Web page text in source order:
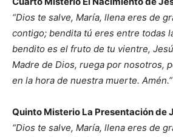
“Dios te salve, María, llena eres de
contigo; bendita tú eres entre todas
bendito es el fruto de tu vientre,
Madre de Dios, ruega por nosotros,
en la hora de nuestra muerte. Amén.”
Quinto Misterio La Presentación de
“Dios te salve, María, llena eres de